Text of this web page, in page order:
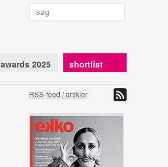
awards 2025 shortlist
RSS-feed / artikler